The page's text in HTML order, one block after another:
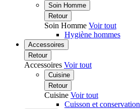
Soin Homme
Retour
Soin Homme Voir tout
Hygiène hommes
Accessoires
Retour
Accessoires Voir tout
Cuisine
Retour
Cuisine Voir tout
Cuisson et conservation